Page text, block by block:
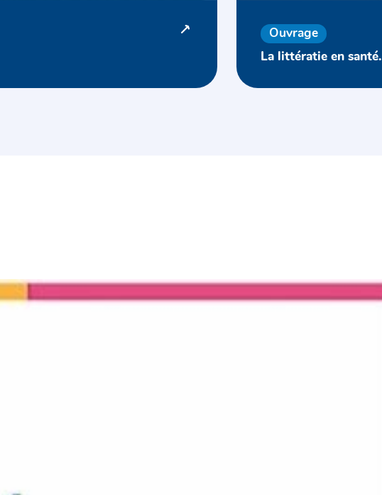
Ouvrage
La littératie en